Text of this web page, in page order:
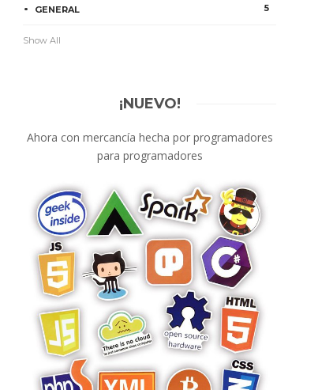
GENERAL 5
Show All
¡NUEVO!
Ahora con mercancía hecha por programadores
para programadores